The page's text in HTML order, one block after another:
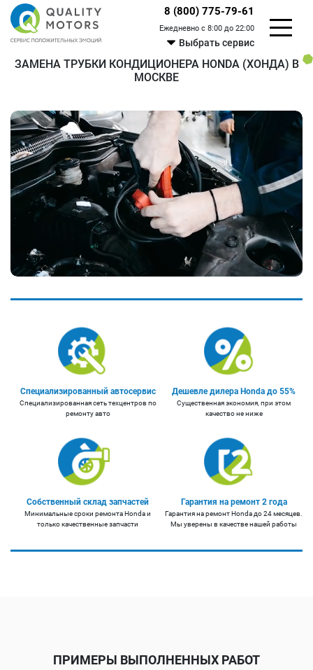
8 (800) 775-79-61
Ежедневно с 8:00 до 22:00
Выбрать сервис
ЗАМЕНА ТРУБКИ КОНДИЦИОНЕРА HONDA (ХОНДА) В
МОСКВЕ
Специализированный автосервис
Специализированная сеть техцентров по
ремонту авто
Дешевле дилера Honda до 55%
Существенная экономия, при этом
качество не ниже
Собственный склад запчастей
Минимальные сроки ремонта Honda и
только качественные запчасти
Гарантия на ремонт 2 года
Гарантия на ремонт Honda до 24 месяцев.
Мы уверены в качестве нашей работы
ПРИМЕРЫ ВЫПОЛНЕННЫХ РАБОТ